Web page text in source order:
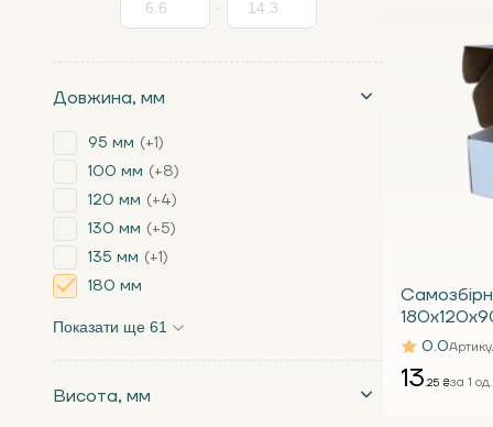
-
Довжина, мм
95 мм
+1
100 мм
+8
120 мм
+4
130 мм
+5
135 мм
+1
180 мм
Показати ще 61
Висота, мм
0.0
13.25 ₴за 1 од.